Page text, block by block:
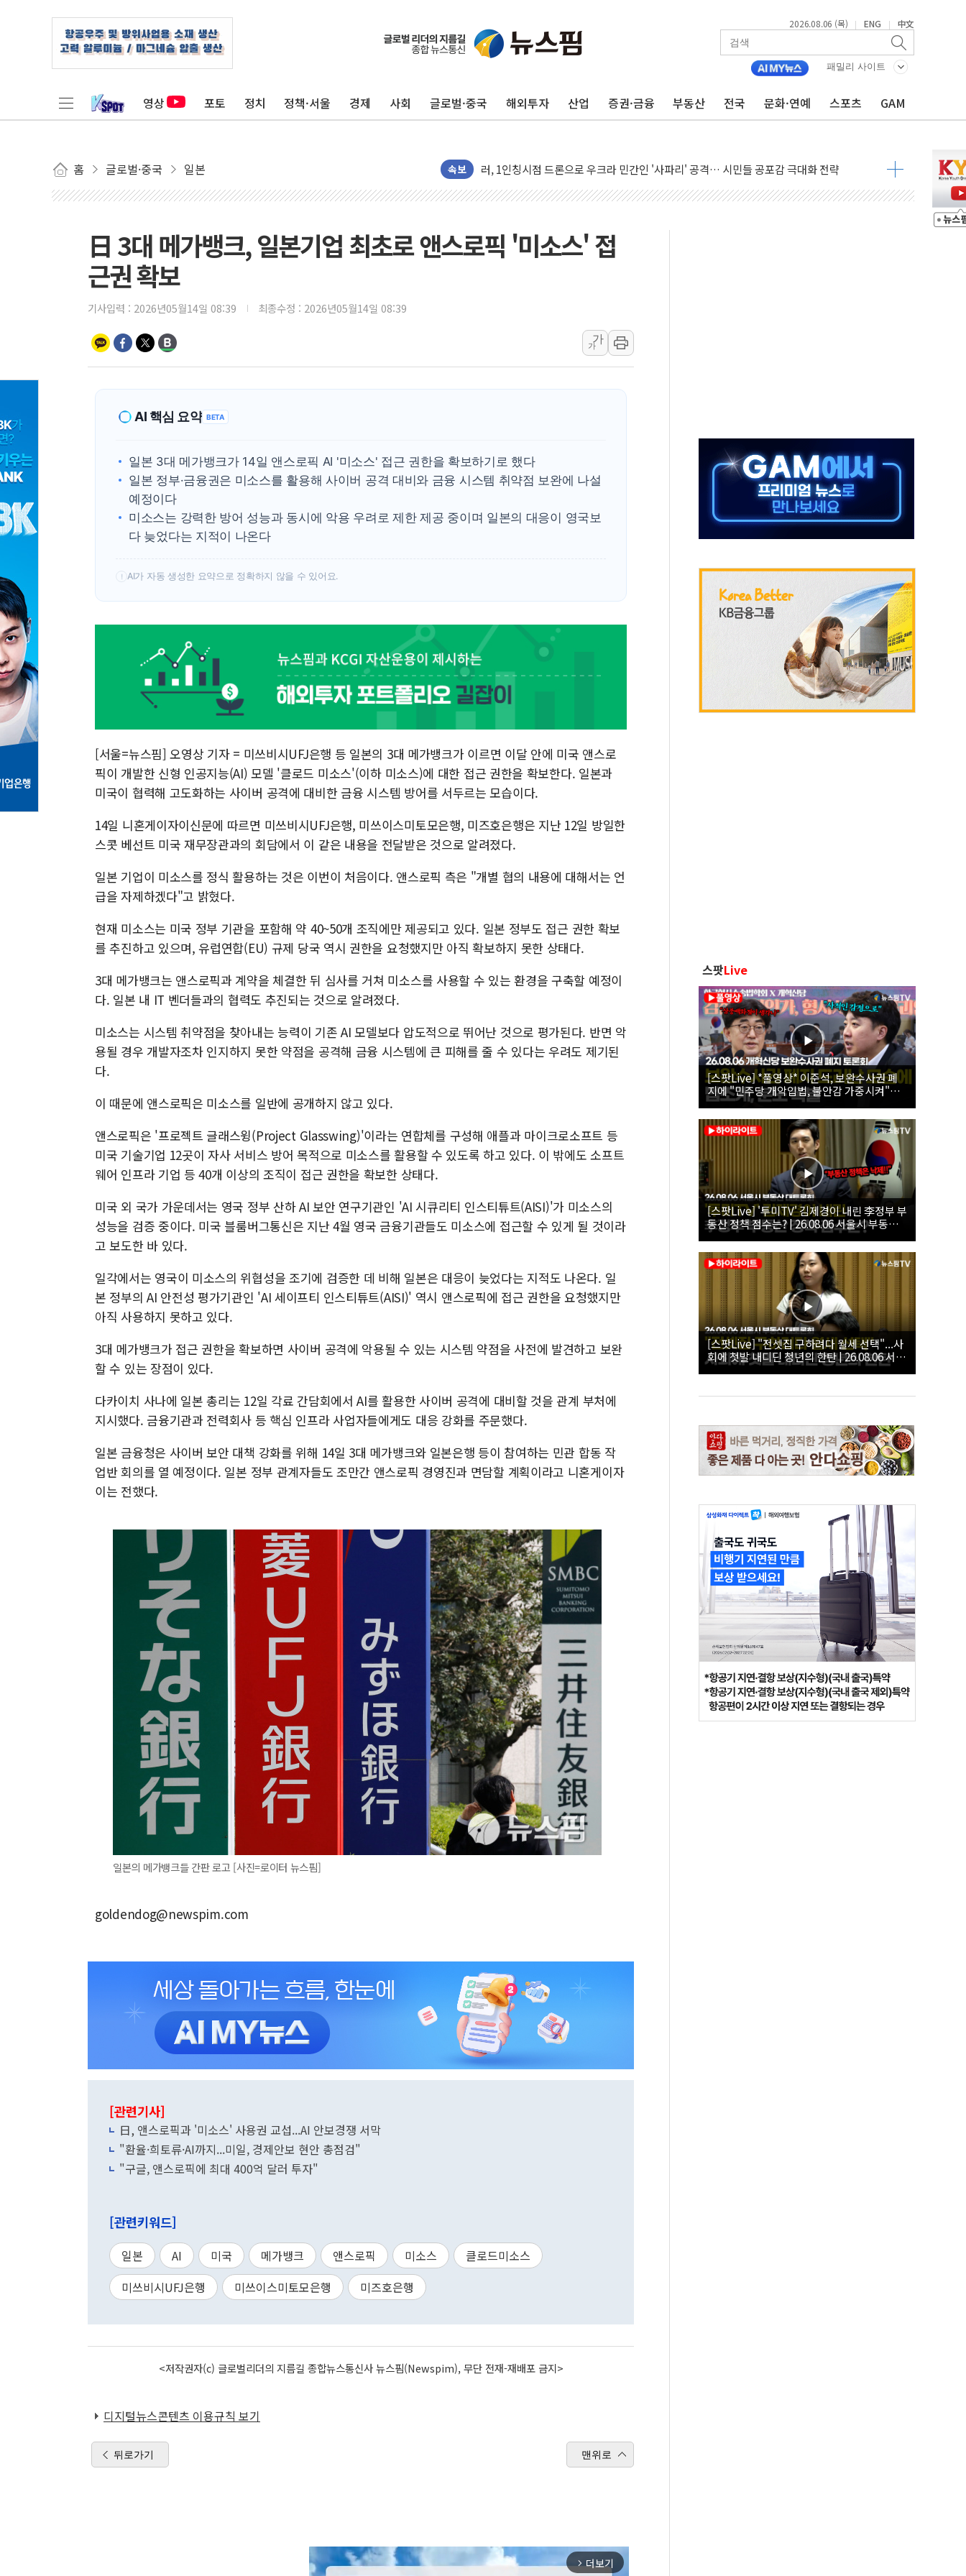
2026.08.06 (목) | ENG | 中文
패밀리 사이트
영상 포토 정치 정책·서울 경제 사회 글로벌·중국 해외투자 산업 증권·금융 부동산 전국 문화·연예 스포츠 GAM
홈 글로벌·중국 일본 속보
김정관 장관 "영업이익 N% 성과급 반대…상법·자본시장법 개정 논의"
뉴욕증시 프리뷰, 미 주가선물 AI주 차익실현 속 혼조세...웨스턴디지털·샌디스크↓
금값 7주 만에 최고…美 고용 둔화·호르무즈 재개방 기대에 강세
[인도증시] 중동 긴장 완화에 실적 호조까지, 상승...호실적 보고 기업 상승세 뚜렷
[베트남 증시] 지수 하락 속 'DGC' 임시 주총 기대감에 홀로 상한가…마진 잔액은 사상 최고
'월가의 황제' 다이먼 "금융시장 레버리지 위험수위…숨은 차입이 더 큰 변수"
김정관 산업부 장관 "주 52시간 손봐야, 경쟁상대 中과 비교해야"
해군 1함대 창설 80주년…지역과 함께하는 '선봉'의 대민 봉사
주한미군 "오산기지 누출, 백린 아닌 무해한 표면 부식 물질"
구미 폐염산처리업체서 불 2시간30여분만에 진화...외국인 노동자 숨져
[르포] 39도 폭염 속 잠실 개표소 시위 '62일째'..."대부분 여기서 상주"
日 3대 메가뱅크, 일본기업 최초로 앤스로픽 '미소스' 접
근권 확보
기사입력 : 2026년05월14일 08:39 최종수정 : 2026년05월14일 08:39
가
가
AI 핵심 요약 BETA
일본 3대 메가뱅크가 14일 앤스로픽 AI '미소스' 접근 권한을 확보하기로 했다
일본 정부·금융권은 미소스를 활용해 사이버 공격 대비와 금융 시스템 취약점 보완에 나설
예정이다
미소스는 강력한 방어 성능과 동시에 악용 우려로 제한 제공 중이며 일본의 대응이 영국보
다 늦었다는 지적이 나온다
! AI가 자동 생성한 요약으로 정확하지 않을 수 있어요.
[서울=뉴스핌] 오영상 기자 = 미쓰비시UFJ은행 등 일본의 3대 메가뱅크가 이르면 이달 안에 미국 앤스로
픽이 개발한 신형 인공지능(AI) 모델 '클로드 미소스'(이하 미소스)에 대한 접근 권한을 확보한다. 일본과
미국이 협력해 고도화하는 사이버 공격에 대비한 금융 시스템 방어를 서두르는 모습이다.
14일 니혼게이자이신문에 따르면 미쓰비시UFJ은행, 미쓰이스미토모은행, 미즈호은행은 지난 12일 방일한
스콧 베선트 미국 재무장관과의 회담에서 이 같은 내용을 전달받은 것으로 알려졌다.
일본 기업이 미소스를 정식 활용하는 것은 이번이 처음이다. 앤스로픽 측은 "개별 협의 내용에 대해서는 언
급을 자제하겠다"고 밝혔다.
현재 미소스는 미국 정부 기관을 포함해 약 40~50개 조직에만 제공되고 있다. 일본 정부도 접근 권한 확보
를 추진하고 있으며, 유럽연합(EU) 규제 당국 역시 권한을 요청했지만 아직 확보하지 못한 상태다.
3대 메가뱅크는 앤스로픽과 계약을 체결한 뒤 심사를 거쳐 미소스를 사용할 수 있는 환경을 구축할 예정이
다. 일본 내 IT 벤더들과의 협력도 추진되는 것으로 알려졌다.
미소스는 시스템 취약점을 찾아내는 능력이 기존 AI 모델보다 압도적으로 뛰어난 것으로 평가된다. 반면 악
용될 경우 개발자조차 인지하지 못한 약점을 공격해 금융 시스템에 큰 피해를 줄 수 있다는 우려도 제기된
다.
이 때문에 앤스로픽은 미소스를 일반에 공개하지 않고 있다.
앤스로픽은 '프로젝트 글래스윙(Project Glasswing)'이라는 연합체를 구성해 애플과 마이크로소프트 등
미국 기술기업 12곳이 자사 서비스 방어 목적으로 미소스를 활용할 수 있도록 하고 있다. 이 밖에도 소프트
웨어 인프라 기업 등 40개 이상의 조직이 접근 권한을 확보한 상태다.
미국 외 국가 가운데서는 영국 정부 산하 AI 보안 연구기관인 'AI 시큐리티 인스티튜트(AISI)'가 미소스의
성능을 검증 중이다. 미국 블룸버그통신은 지난 4월 영국 금융기관들도 미소스에 접근할 수 있게 될 것이라
고 보도한 바 있다.
일각에서는 영국이 미소스의 위협성을 조기에 검증한 데 비해 일본은 대응이 늦었다는 지적도 나온다. 일
본 정부의 AI 안전성 평가기관인 'AI 세이프티 인스티튜트(AISI)' 역시 앤스로픽에 접근 권한을 요청했지만
아직 사용하지 못하고 있다.
3대 메가뱅크가 접근 권한을 확보하면 사이버 공격에 악용될 수 있는 시스템 약점을 사전에 발견하고 보완
할 수 있는 장점이 있다.
다카이치 사나에 일본 총리는 12일 각료 간담회에서 AI를 활용한 사이버 공격에 대비할 것을 관계 부처에
지시했다. 금융기관과 전력회사 등 핵심 인프라 사업자들에게도 대응 강화를 주문했다.
일본 금융청은 사이버 보안 대책 강화를 위해 14일 3대 메가뱅크와 일본은행 등이 참여하는 민관 합동 작
업반 회의를 열 예정이다. 일본 정부 관계자들도 조만간 앤스로픽 경영진과 면담할 계획이라고 니혼게이자
이는 전했다.
일본의 메가뱅크들 간판 로고 [사진=로이터 뉴스핌]
goldendog@newspim.com
[관련기사]
日, 앤스로픽과 '미소스' 사용권 교섭...AI 안보경쟁 서막
"환율·희토류·AI까지...미일, 경제안보 현안 총점검"
"구글, 앤스로픽에 최대 400억 달러 투자"
[관련키워드]
일본 AI 미국 메가뱅크 앤스로픽 미소스
클로드미소스
미쓰비시UFJ은행
미쓰이스미토모은행 미즈호은행
<저작권자(c) 글로벌리더의 지름길 종합뉴스통신사 뉴스핌(Newspim), 무단 전재-재배포 금지>
디지털뉴스콘텐츠 이용규칙 보기
뒤로가기 맨위로
arrow_forward_ios 더보기
스팟Live
[스팟Live] *풀영상* 이준석, 보완수사권 폐
지에 "민주당 개악입법, 불안감 가중시켜"｜
26.08.06 개혁신당 보완수사권 폐지 토론회
[스팟Live] '투미TV' 김제경이 내린 李정부 부
동산 정책 점수는? | 26.08.06 서울시 부동산
대토론회
[스팟Live] "전셋집 구하려다 월세 선택"...사
회에 첫발 내디딘 청년의 한탄 | 26.08.06 서울
시 부동산 대토론회